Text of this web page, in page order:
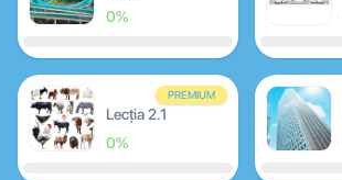
0%
PREMIUM
Lecția 2.1
0%